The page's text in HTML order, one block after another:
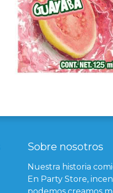
Sobre nosotros
Nuestra historia
En Party Store,